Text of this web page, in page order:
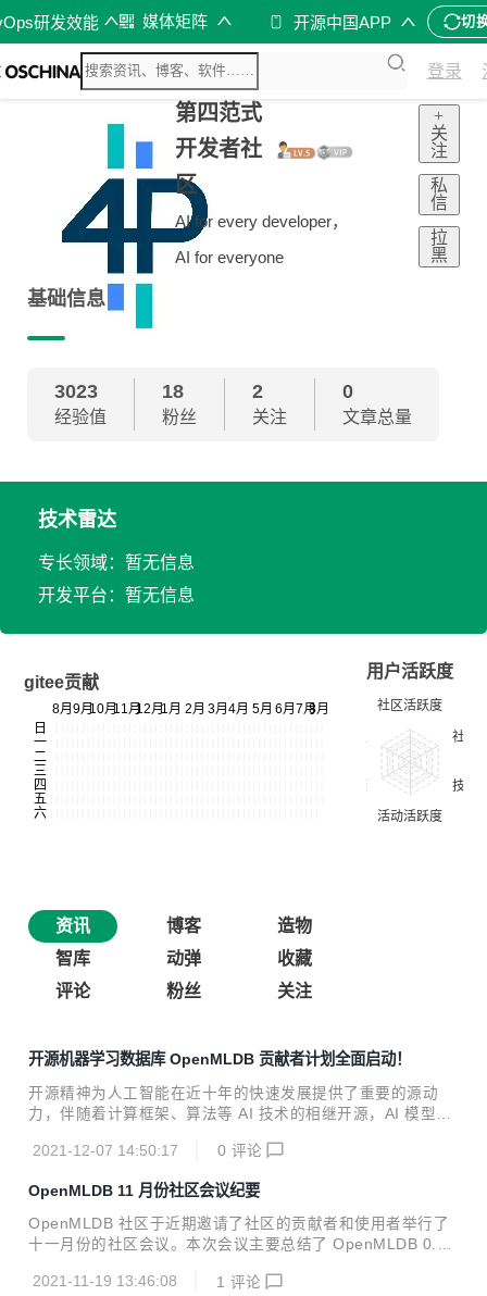
研发效能 媒体矩阵 开源中国APP 切
登录
第四范式
开发者社
区
AI for every developer，
AI for everyone
+
关
注
私
信
拉
黑
基础信息
3023
经验值
18
粉丝
2
关注
0
文章总量
技术雷达
专长领域：暂无信息
开发平台：暂无信息
gitee贡献
用户活跃度
资讯 博客
造物
智库
动弹
收藏
评论
粉丝 关注
开源机器学习数据库 OpenMLDB 贡献者计划全面启动！
开源精神为人工智能在近十年的快速发展提供了重要的源动
力，伴随着计算框架、算法等 AI 技术的相继开源，AI 模型构
2021-12-07 14:50:17
0 评论
OpenMLDB 11 月份社区会议纪要
OpenMLDB 社区于近期邀请了社区的贡献者和使用者举行了
十一月份的社区会议。本次会议主要总结了 OpenMLDB 0.3.
时，社区成员对于 OpenMLDB 后续的需求和社区发展规划提
2021-11-19 13:46:08 1 评论